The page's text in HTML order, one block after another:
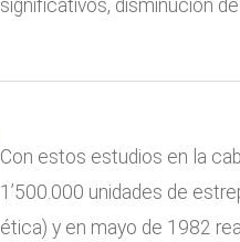
significativos, disminución
Con estos estudios en la
1’500.000 unidades de
ética) y en mayo de 1982